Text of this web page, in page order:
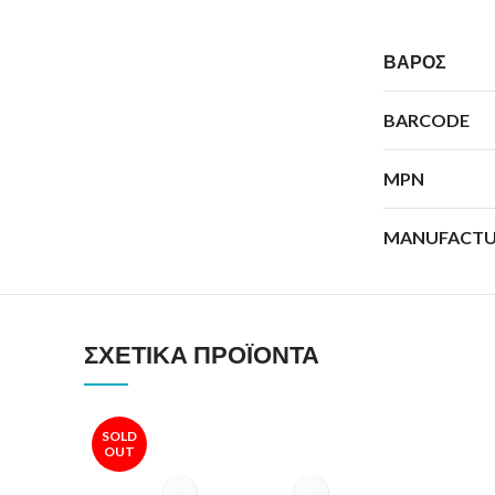
ΒΆΡΟΣ
BARCODE
MPN
ΣΧΕΤΙΚΆ ΠΡΟΪΌΝΤΑ
SOLD
OUT